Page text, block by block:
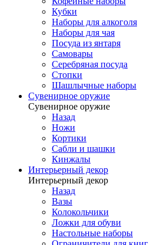
Кубки
Наборы для алкоголя
Наборы для чая
Посуда из янтаря
Самовары
Серебряная посуда
Стопки
Шашлычные наборы
Сувенирное оружие
Сувенирное оружие
Назад
Ножи
Кортики
Сабли и шашки
Кинжалы
Интерьерный декор
Интерьерный декор
Назад
Вазы
Колокольчики
Ложки для обуви
Настольные наборы